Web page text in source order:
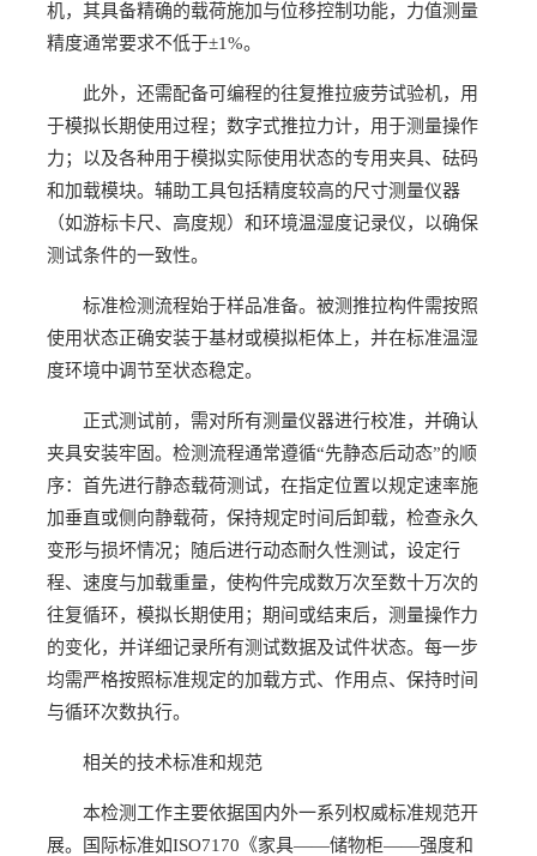
机，其具备精确的载荷施加与位移控制功能，力值测量
精度通常要求不低于±1%。
此外，还需配备可编程的往复推拉疲劳试验机，用
于模拟长期使用过程；数字式推拉力计，用于测量操作
力；以及各种用于模拟实际使用状态的专用夹具、砝码
和加载模块。辅助工具包括精度较高的尺寸测量仪器
（如游标卡尺、高度规）和环境温湿度记录仪，以确保
测试条件的一致性。
标准检测流程始于样品准备。被测推拉构件需按照
使用状态正确安装于基材或模拟柜体上，并在标准温湿
度环境中调节至状态稳定。
正式测试前，需对所有测量仪器进行校准，并确认
夹具安装牢固。检测流程通常遵循“先静态后动态”的顺
序：首先进行静态载荷测试，在指定位置以规定速率施
加垂直或侧向静载荷，保持规定时间后卸载，检查永久
变形与损坏情况；随后进行动态耐久性测试，设定行
程、速度与加载重量，使构件完成数万次至数十万次的
往复循环，模拟长期使用；期间或结束后，测量操作力
的变化，并详细记录所有测试数据及试件状态。每一步
均需严格按照标准规定的加载方式、作用点、保持时间
与循环次数执行。
相关的技术标准和规范
本检测工作主要依据国内外一系列权威标准规范开
展。国际标准如ISO7170《家具——储物柜——强度和